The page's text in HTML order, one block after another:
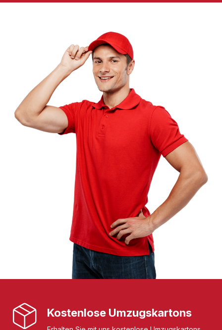
Kostenlose Umzugskartons